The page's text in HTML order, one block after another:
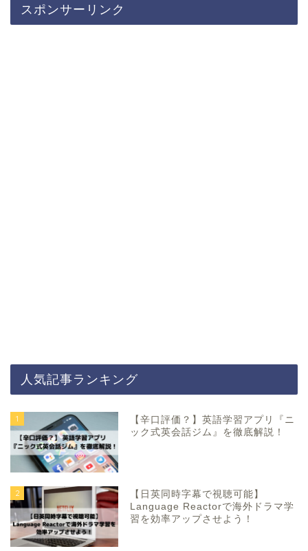
スポンサーリンク
人気記事ランキング
1
【辛口評価？】英語学習アプリ『ニ
ック式英会話ジム』を徹底解説！
2
【日英同時字幕で視聴可能】
Language Reactorで海外ドラマ学
習を効率アップさせよう！